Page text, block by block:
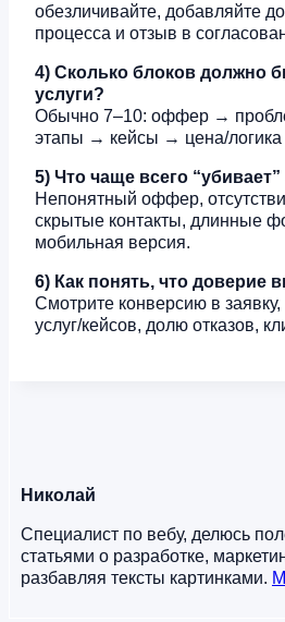
обезличивайте, добавляйте
процесса и отзыв в
4) Сколько блоков должно
услуги?
Обычно 7–10: оффер →
этапы → кейсы → цена/
5) Что чаще всего “убивает”
Непонятный оффер,
скрытые контакты, длинные
мобильная версия.
6) Как понять, что доверие
Смотрите конверсию в
услуг/кейсов, долю отказов,
Николай
Специалист по вебу, делюсь
статьями о разработке,
разбавляя тексты картинками.